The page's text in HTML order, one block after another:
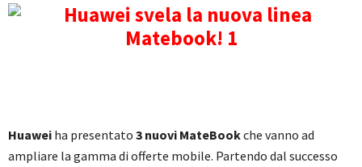
Huawei ha presentato 3 nuovi MateBookche vanno ad
ampliare la gamma di offerte mobile. Partendo dal successo